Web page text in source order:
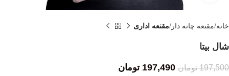
خانه مقنعه چانه دار مقنعه اداری
شال بیتا
197,500 تومان 197,490 تومان